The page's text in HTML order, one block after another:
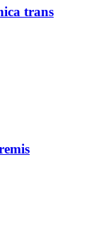
trans